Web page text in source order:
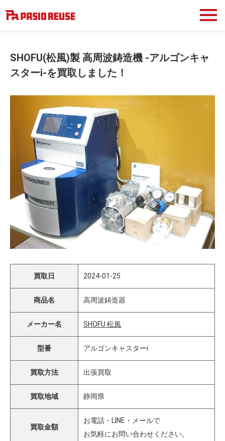
SHOFU(松風)製 高周波鋳造機 -アルゴンキャ
スターi-を買取しました！
買取日 2024-01-25
商品名 高周波鋳造器
メーカー名 SHOFU 松風
型番 アルゴンキャスターi
買取方法 出張買取
買取地域 静岡県
買取金額
お電話・LINE・メールで
お気軽にお問い合わせください。